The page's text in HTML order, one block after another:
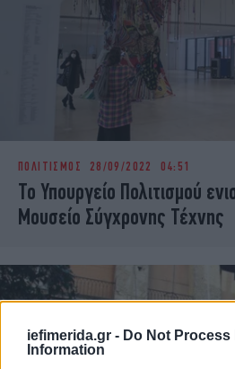
iefimerida.gr - Do Not Process
Information
ΠΟΛΙΤΙΣΜΟΣ 28/09/2022 04:51
Το Υπουργείο Πολιτισμού
Μουσείο Σύγχρονης Τέχνης